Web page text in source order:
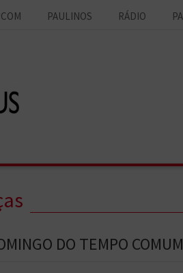
PAULINOS RÁDIO
DO TEMPO COMUM